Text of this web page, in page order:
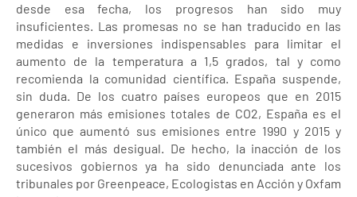
desde esa fecha, los progresos han sido muy
insuficientes. Las promesas no se han traducido en las
medidas e inversiones indispensables para limitar el
aumento de la temperatura a 1,5 grados, tal y como
recomienda la comunidad científica. España suspende,
sin duda. De los cuatro países europeos que en 2015
generaron más emisiones totales de CO2, España es el
único que aumentó sus emisiones entre 1990 y 2015 y
también el más desigual. De hecho, la inacción de los
sucesivos gobiernos ya ha sido denunciada ante los
tribunales por Greenpeace, Ecologistas en Acción y Oxfam